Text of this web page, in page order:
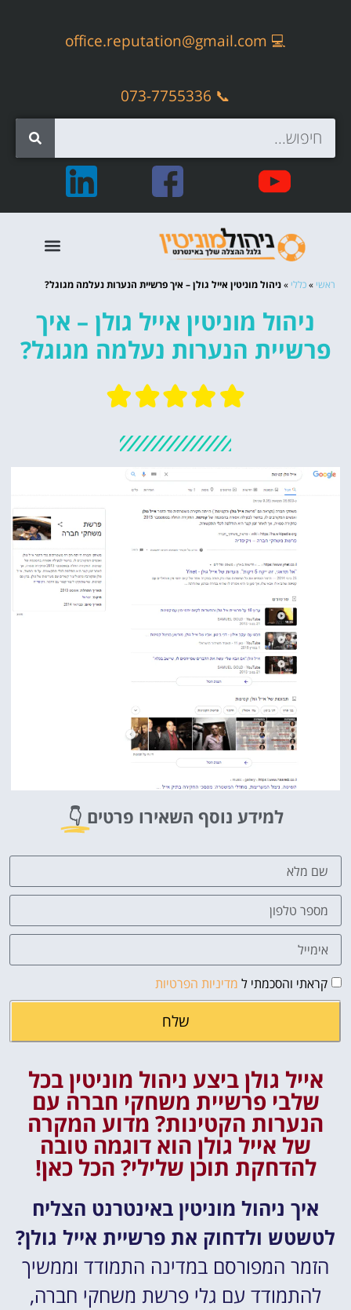
💻
office.reputation@gmail.com
📞 073-7755336
ראשי »כללי »ניהול מוניטין אייל גולן – איך פרשיית הנערות נעלמה מגוגל?
ניהול מוניטין אייל גולן – איך
פרשיית הנערות נעלמה מגוגל?
למידע נוסף השאירו פרטים 👇
קראתי והסכמתי ל מדיניות הפרטיות
שלח
אייל גולן ביצע ניהול מוניטין בכל
שלבי פרשיית משחקי חברה עם
הנערות הקטינות? מדוע המקרה
של אייל גולן הוא דוגמה טובה
להדחקת תוכן שלילי? הכל כאן!
איך ניהול מוניטין באינטרנט הצליח
לטשטש ולדחוק את פרשיית אייל גולן?
הזמר המפורסם במדינה התמודד וממשיך
להתמודד עם גלי פרשת משחקי חברה,